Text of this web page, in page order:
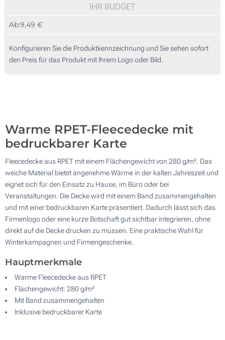
3 Farbig (Auf dem Etikett)
Sticken (Auf einer Seite)
10
50
IHR BUDGET
Ab:9,49 €
Konfigurieren Sie die Produktkennzeichnung und Sie sehen sofort
den Preis für das Produkt mit Ihrem Logo oder Bild.
Warme RPET-Fleecedecke mit
bedruckbarer Karte
Fleecedecke aus RPET mit einem Flächengewicht von 280 g/m². Das
weiche Material bietet angenehme Wärme in der kalten Jahreszeit und
eignet sich für den Einsatz zu Hause, im Büro oder bei
Veranstaltungen. Die Decke wird mit einem Band zusammengehalten
und mit einer bedruckbaren Karte präsentiert. Dadurch lässt sich das
Firmenlogo oder eine kurze Botschaft gut sichtbar integrieren, ohne
direkt auf die Decke drucken zu müssen. Eine praktische Wahl für
Winterkampagnen und Firmengeschenke.
Hauptmerkmale
Warme Fleecedecke aus RPET
Flächengewicht: 280 g/m²
Mit Band zusammengehalten
Inklusive bedruckbarer Karte